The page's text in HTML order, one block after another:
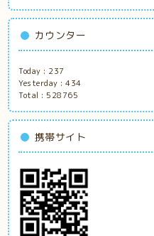
カウンター
Today : 237
Yesterday :434
Total : 528765
携帯サイト